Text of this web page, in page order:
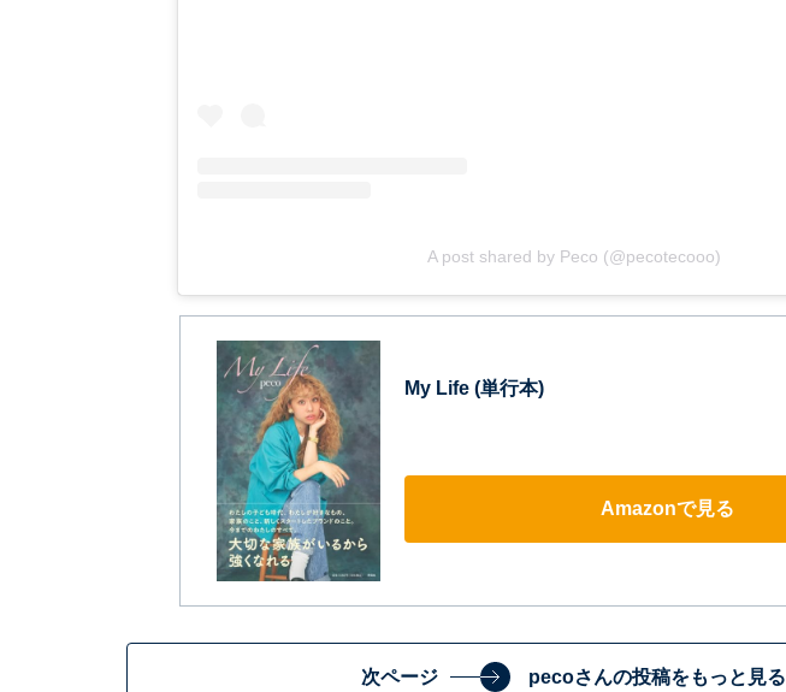
A post shared by Peco (@pecotecooo)
My Life (単行本)
Amazonで見る
次ページ pecoさんの投稿をもっと見る